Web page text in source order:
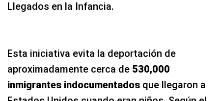
Llegados en la Infancia.
Esta iniciativa evita la deportación de
aproximadamente cerca de 530,000
inmigrantes indocumentados que llegaron a